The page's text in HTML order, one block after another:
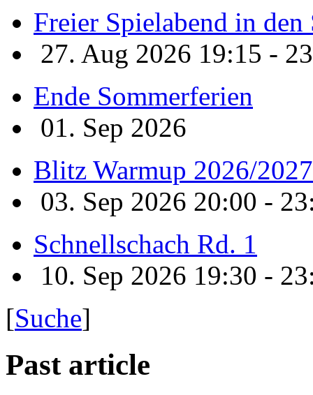
Freier Spielabend in
27. Aug 2026 19:15 -
Ende Sommerferien
01. Sep 2026
Blitz Warmup 2026/2027
03. Sep 2026 20:00 -
Schnellschach Rd. 1
10. Sep 2026 19:30 -
[Suche]
Past article